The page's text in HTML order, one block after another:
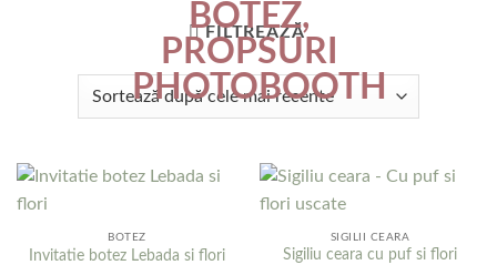
FILTREAZĂ
BOTEZ
Invitatie botez Lebada si flori
SIGILII CEARA
Sigiliu ceara cu puf si flori